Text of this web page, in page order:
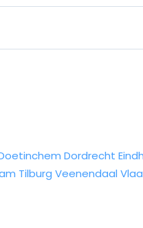
Dordrecht
Tilburg Veenendaal